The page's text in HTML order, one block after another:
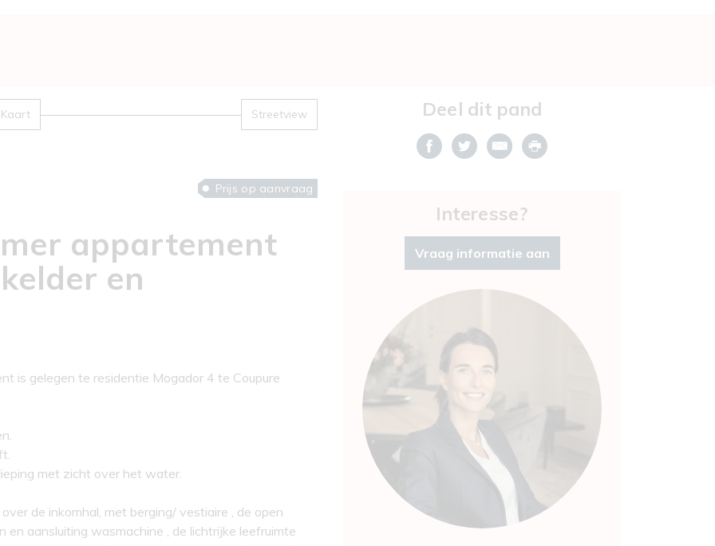
appartement
en
Prijs op aanvraag
Kaart Streetview
is gelegen te residentie Mogador 4 te Coupure
met zicht over het water.
de inkomhal, met berging/ vestiaire , de open
aansluiting wasmachine , de lichtrijke leefruimte
Deel dit pand
Interesse?
Vraag informatie aan